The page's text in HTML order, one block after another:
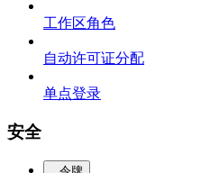
工作区角色
自动许可证分配
单点登录
安全